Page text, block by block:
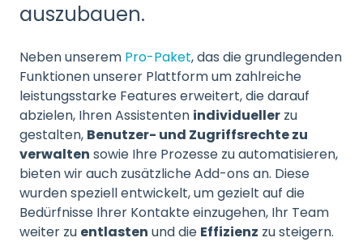
auszubauen.
Neben unserem Pro-Paket, das die grundlegenden
Funktionen unserer Plattform um zahlreiche
leistungsstarke Features erweitert, die darauf
abzielen, Ihren Assistenten individueller zu
gestalten, Benutzer- und Zugriffsrechte zu
verwalten sowie Ihre Prozesse zu automatisieren,
bieten wir auch zusätzliche Add-ons an. Diese
wurden speziell entwickelt, um gezielt auf die
Bedürfnisse Ihrer Kontakte einzugehen, Ihr Team
weiter zu entlasten und die Effizienz zu steigern.